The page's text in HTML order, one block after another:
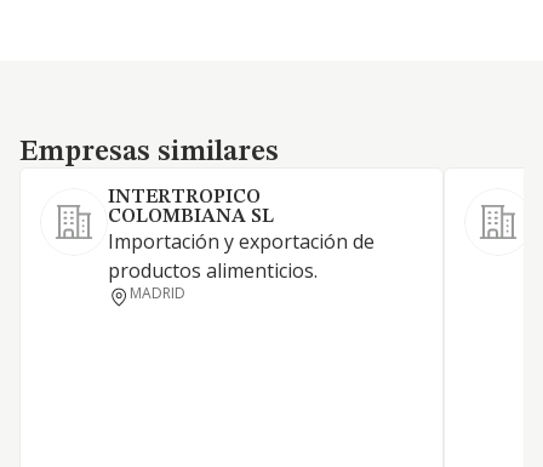
Empresas similares
Empresas similares
INTERTROPICO
COLOMBIANA SL
Importación y exportación de
productos alimenticios.
MADRID